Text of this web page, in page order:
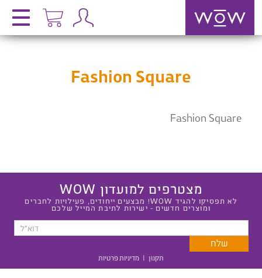
Fashion Square
Fashion Square
מצטרפים למועדון WOW
לא תפסיקו להגיד WOW! מבצעים ייחודים, פעילויות לחברים
ומוצרים חדשים - ישירות לתיבת המייל שלכם
תקנון | מדיניות פרטיות